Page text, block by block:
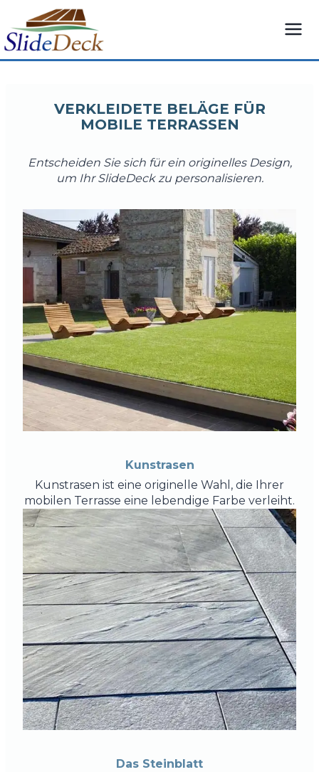
Inhalt
springen
VERKLEIDETE BELÄGE FÜR
MOBILE TERRASSEN
Entscheiden Sie sich für ein originelles Design,
um Ihr SlideDeck zu personalisieren.
Kunstrasen
Kunstrasen ist eine originelle Wahl, die Ihrer
mobilen Terrasse eine lebendige Farbe verleiht.
Das Steinblatt